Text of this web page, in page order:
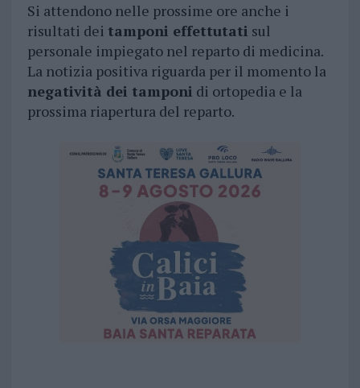
Si attendono nelle prossime ore anche i
risultati dei tamponi effettutati sul
personale impiegato nel reparto di medicina.
La notizia positiva riguarda per il momento la
negatività dei tamponi di ortopedia e la
prossima riapertura del reparto.